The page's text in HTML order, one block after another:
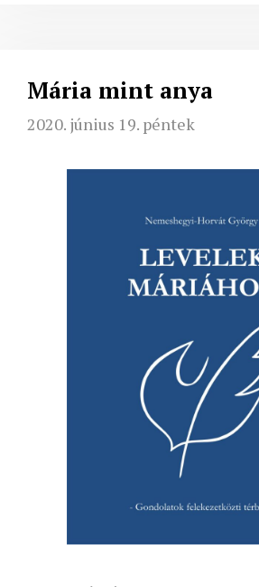
Mária mint anya
2020. június 19. péntek